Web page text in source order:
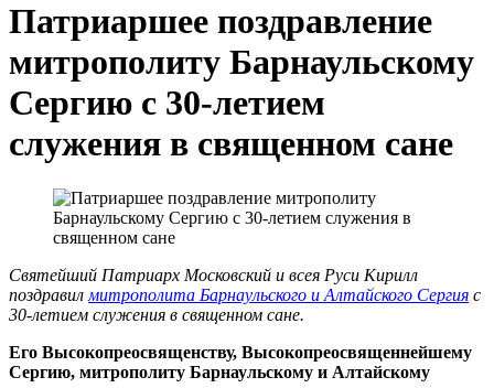
Патриаршее поздравление
митрополиту Барнаульскому
Сергию с 30-летием
служения в священном сане
Святейший Патриарх Московский и всея Руси Кирилл
поздравил митрополита Барнаульского и Алтайского Сергия с
30-летием служения в священном сане.
Его Высокопреосвященству, Высокопреосвященнейшему
Сергию, митрополиту Барнаульскому и Алтайскому